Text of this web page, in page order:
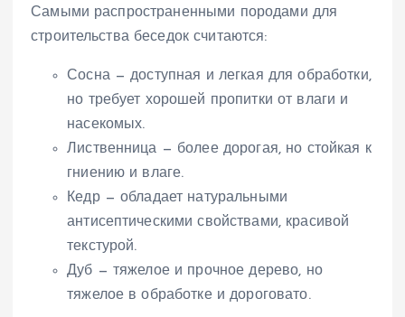
Самыми распространенными породами для
строительства беседок считаются:
Сосна — доступная и легкая для обработки,
но требует хорошей пропитки от влаги и
насекомых.
Лиственница — более дорогая, но стойкая к
гниению и влаге.
Кедр — обладает натуральными
антисептическими свойствами, красивой
текстурой.
Дуб — тяжелое и прочное дерево, но
тяжелое в обработке и дороговато.